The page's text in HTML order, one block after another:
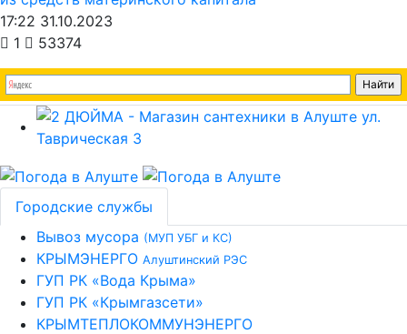
17:22 31.10.2023
1
53374
Городские службы
Вывоз мусора (МУП УБГ и КС)
КРЫМЭНЕРГО Алуштинский РЭС
ГУП РК «Вода Крыма»
ГУП РК «Крымгазсети»
КРЫМТЕПЛОКОММУНЭНЕРГО